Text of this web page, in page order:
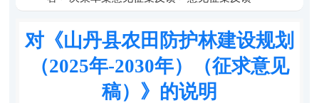
对《山丹县农田防护林建设规划
（2025年-2030年）（征求意见
稿）》的说明